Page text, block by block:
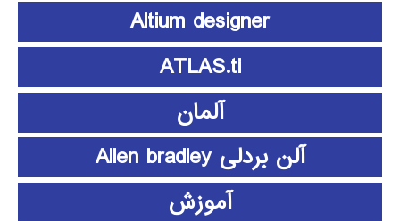
Altium designer
ATLAS.ti
آلمان
آلن بردلی Allen bradley
آموزش